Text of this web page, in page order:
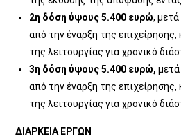
2η δόση ύψους 5.400 ευρώ,
από την έναρξη της
της λειτουργίας για χρονικό
3η δόση ύψους 5.400 ευρώ,μετά
από την έναρξη της
της λειτουργίας για χρονικό
ΔΙΑΡΚΕΙΑ ΕΡΓΩΝ